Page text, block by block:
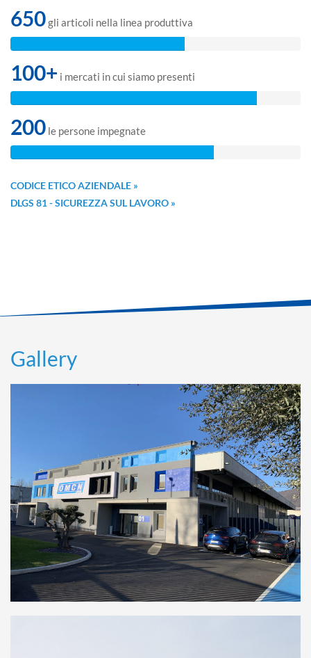
650gli articoli nella linea produttiva
100+ i mercati in cui siamo presenti
200 le persone impegnate
CODICE ETICO AZIENDALE »
DLGS 81 - SICUREZZA SUL LAVORO »
Gallery